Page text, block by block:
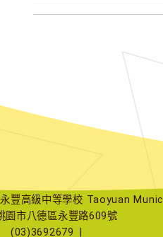
豐高級中等學校 Taoyuan
園市八德區永豐路609號
(03)3692679